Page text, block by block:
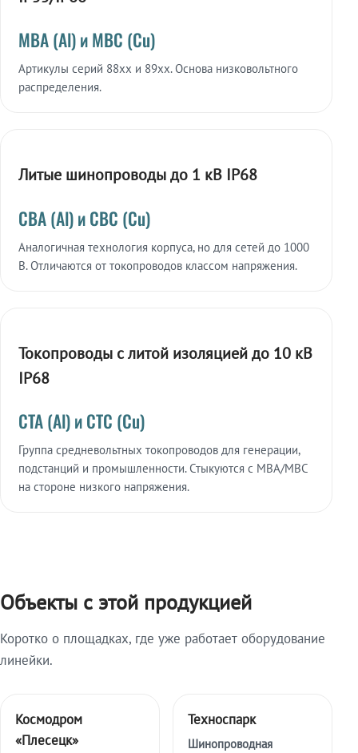
МВА (Al) и МВС (Cu)
Артикулы серий 88xx и 89xx. Основа низковольтного
распределения.
Литые шинопроводы до 1 кВ IP68
СВА (Al) и СВС (Cu)
Аналогичная технология корпуса, но для сетей до 1000
В. Отличаются от токопроводов классом напряжения.
Токопроводы с литой изоляцией до 10 кВ
IP68
СТА (Al) и СТС (Cu)
Группа средневольтных токопроводов для генерации,
подстанций и промышленности. Стыкуются с МВА/МВС
на стороне низкого напряжения.
Объекты с этой продукцией
Коротко о площадках, где уже работает оборудование
линейки.
Космодром
«Плесецк»
Техноспарк
Шинопроводная